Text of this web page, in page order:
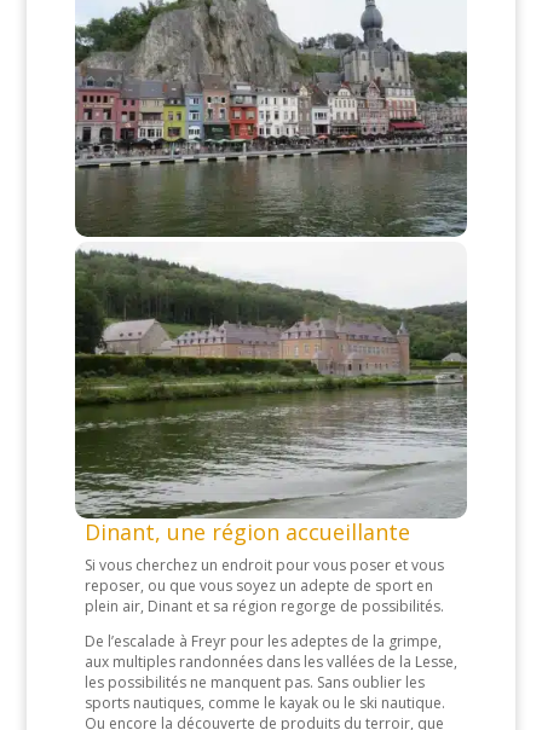
Dinant, une région accueillante
Si vous cherchez un endroit pour vous poser et vous
reposer, ou que vous soyez un adepte de sport en
plein air, Dinant et sa région regorge de possibilités.
De l’escalade à Freyr pour les adeptes de la grimpe,
aux multiples randonnées dans les vallées de la Lesse,
les possibilités ne manquent pas. Sans oublier les
sports nautiques, comme le kayak ou le ski nautique.
Ou encore la découverte de produits du terroir, que